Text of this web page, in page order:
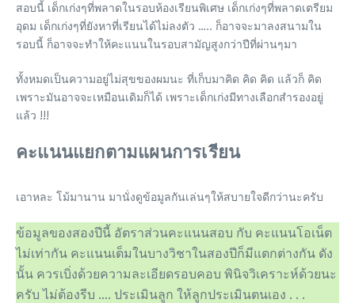
สอบนี้ เด็กเก่งๆที่พลาดในรอบห้องเรียนพิเศษ เด็กเก่งๆที่พลาดเตรียม
อุดม เด็กเก่งๆที่ยังหาที่เรียนได้ไม่ลงตัว ….. ก็อาจจะมาลงสนามใน
รอบนี้ ก็อาจจะทำให้คะแนนในรอบสามัญสูงกว่าปีที่ผ่านๆมา
ทั้งหมดเป็นความอยู่ไม่สุขของผมนะ ที่เก็บมาคิด คิด คิด แล้วก็ คิด
เพราะมันอาจจะเหมือนเดิมก็ได้ เพราะเด็กเก่งมีทางเลือกสำรองอยู่
แล้ว !!!
คะแนนแยกตามแผนการเรียน
เอาหละ โม้มานาน มานั่งดูข้อมูลกันเล่นๆให้สบายใจดีกว่านะครับ
ข้อมูลของสองปีนี้ อัตราส่วนคะแนนสอบ กับ คะแนนโอเน็ต
ไม่เท่ากัน คะแนนเต็มในบางวิชาในสองปีก็มีแตกต่างกัน ดัง
นั้น ควรเบิ่งด้วยความละเอียดรอบคอบ พินิจวิเคราะห์ด้วยนะ
ครับ ไม่ต้องรีบ …. ประเมินลูก ให้ลูกประเมินตนเอง . . .